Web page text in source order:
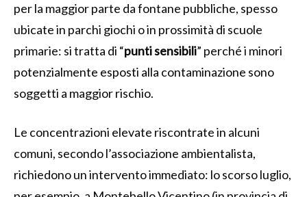
per la maggior parte da fontane pubbliche, spesso
ubicate in parchi giochi o in prossimità di scuole
primarie: si tratta di “punti sensibili” perché i minori
potenzialmente esposti alla contaminazione sono
soggetti a maggior rischio.
Le concentrazioni elevate riscontrate in alcuni
comuni, secondo l’associazione ambientalista,
richiedono un intervento immediato: lo scorso luglio,